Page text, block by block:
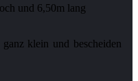
und 6,50m lang
klein und bescheiden